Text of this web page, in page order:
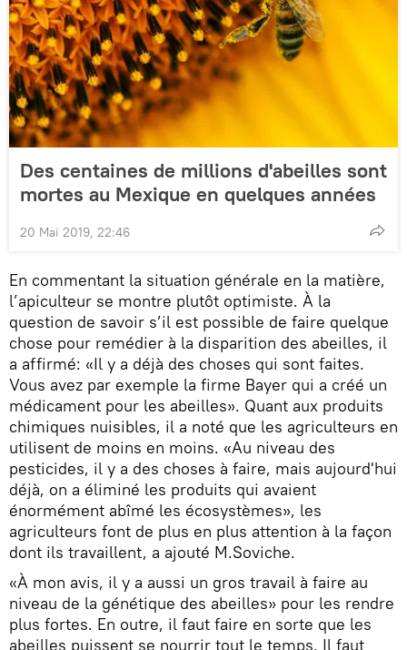
Des centaines de millions d'abeilles sont
mortes au Mexique en quelques années
20 Mai 2019, 22:46
En commentant la situation générale en la matière,
l’apiculteur se montre plutôt optimiste. À la
question de savoir s’il est possible de faire quelque
chose pour remédier à la disparition des abeilles, il
a affirmé: «Il y a déjà des choses qui sont faites.
Vous avez par exemple la firme Bayer qui a créé un
médicament pour les abeilles». Quant aux produits
chimiques nuisibles, il a noté que les agriculteurs en
utilisent de moins en moins. «Au niveau des
pesticides, il y a des choses à faire, mais aujourd'hui
déjà, on a éliminé les produits qui avaient
énormément abîmé les écosystèmes», les
agriculteurs font de plus en plus attention à la façon
dont ils travaillent, a ajouté M.Soviche.
«À mon avis, il y a aussi un gros travail à faire au
niveau de la génétique des abeilles» pour les rendre
plus fortes. En outre, il faut faire en sorte que les
abeilles puissent se nourrir tout le temps. Il faut